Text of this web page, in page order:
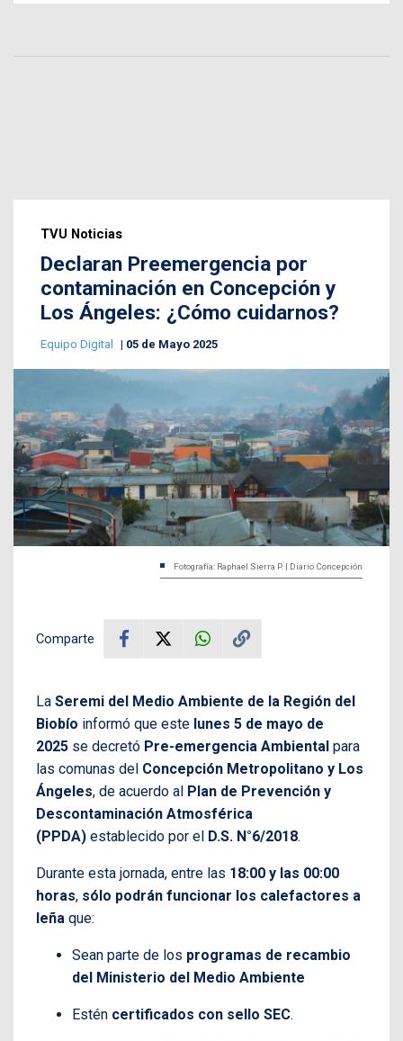
TVU Noticias
Declaran Preemergencia por
contaminación en Concepción y
Los Ángeles: ¿Cómo cuidarnos?
Equipo Digital 05 de Mayo 2025
Fotografía: Raphael Sierra P. | Diario Concepción
Comparte
La Seremi del Medio Ambiente de la Región del
Biobío informó que este lunes 5 de mayo de
2025 se decretó Pre-emergencia Ambiental para
las comunas del Concepción Metropolitano y Los
Ángeles, de acuerdo al Plan de Prevención y
Descontaminación Atmosférica
(PPDA) establecido por el D.S. N°6/2018.
Durante esta jornada, entre las 18:00 y las 00:00
horas, sólo podrán funcionar los calefactores a
leña que:
Sean parte de los programas de recambio
del Ministerio del Medio Ambiente
Estén certificados con sello SEC.